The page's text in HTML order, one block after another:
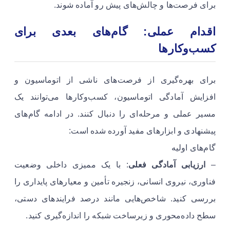
برای فرصت‌ها و چالش‌های پیش رو آماده شوند.
اقدام عملی: گام‌های بعدی برای
کسب‌وکارها
برای بهره‌گیری از فرصت‌های ناشی از اتوماسیون و
افزایش آمادگی اتوماسیون، کسب‌وکارها می‌توانند یک
مسیر عملی و مرحله‌ای را دنبال کنند. در ادامه گام‌های
پیشنهادی و ابزارهای مفید آورده شده است:
گام‌های اولیه
–
ارزیابی آمادگی فعلی: با یک ممیزی داخلی وضعیت
فناوری، نیروی انسانی، زنجیره تأمین و معیارهای پایداری را
بررسی کنید. شاخص‌هایی مانند درصد فرایندهای دستی،
سطح داده‌محوری و زیرساخت شبکه را اندازه‌گیری کنید.